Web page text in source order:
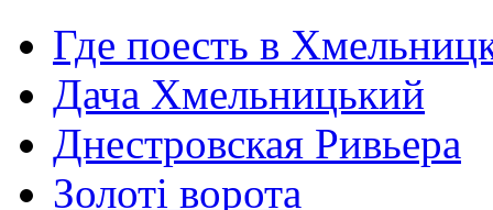
Где поесть в
Дача Хмельницький
Днестровская Ривьера
Золоті ворота